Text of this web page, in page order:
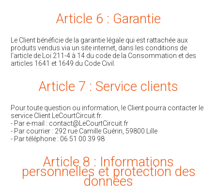
Article 6 : Garantie
Le Client bénéficie de la garantie légale qui est rattachée aux
produits vendus via un site internet, dans les conditions de
l'article de Loi 211-4 à 14 du code de la Consommation et des
articles 1641 et 1649 du Code Civil.
Article 7 : Service clients
Pour toute question ou information, le Client pourra contacter le
service Client LeCourtCircuit.fr.
- Par e-mail : contact@LeCourtCircuit.fr
- Par courrier : 292 rue Camille Guérin, 59800 Lille
- Par téléphone : 06 51 00 39 98
Article 8 : Informations
personnelles et protection des
données